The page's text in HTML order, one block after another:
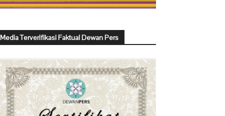
Media Terverifikasi Faktual Dewan Pers